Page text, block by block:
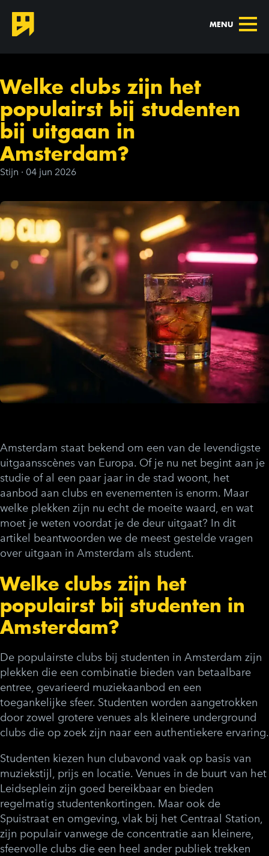
MENU
Welke clubs zijn het
populairst bij studenten
bij uitgaan in
Amsterdam?
Stijn · 04 jun 2026
Amsterdam staat bekend om een van de levendigste
uitgaansscènes van Europa. Of je nu net begint aan je
studie of al een paar jaar in de stad woont, het
aanbod aan clubs en evenementen is enorm. Maar
welke plekken zijn nu echt de moeite waard, en wat
moet je weten voordat je de deur uitgaat? In dit
artikel beantwoorden we de meest gestelde vragen
over uitgaan in Amsterdam als student.
Welke clubs zijn het
populairst bij studenten in
Amsterdam?
De populairste clubs bij studenten in Amsterdam zijn
plekken die een combinatie bieden van betaalbare
entree, gevarieerd muziekaanbod en een
toegankelijke sfeer. Studenten worden aangetrokken
door zowel grotere venues als kleinere underground
clubs die op zoek zijn naar een authentiekere ervaring.
Studenten kiezen hun clubavond vaak op basis van
muziekstijl, prijs en locatie. Venues in de buurt van het
Leidseplein zijn goed bereikbaar en bieden
regelmatig studentenkortingen. Maar ook de
Spuistraat en omgeving, vlak bij het Centraal Station,
zijn populair vanwege de concentratie aan kleinere,
sfeervolle clubs die een heel ander publiek trekken